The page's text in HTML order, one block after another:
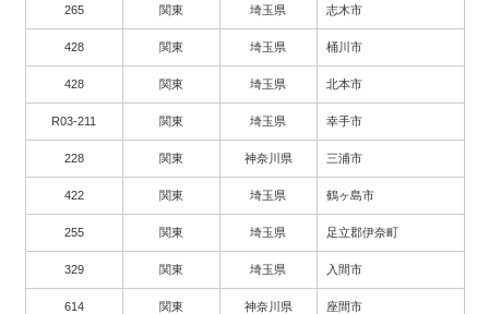
265 関東 埼玉県 志木市
428 関東 埼玉県 桶川市
428 関東 埼玉県 北本市
R03-211 関東 埼玉県 幸手市
228 関東 神奈川県 三浦市
422 関東 埼玉県 鶴ヶ島市
255 関東 埼玉県 足立郡伊奈町
329 関東 埼玉県 入間市
614 関東 神奈川県 座間市